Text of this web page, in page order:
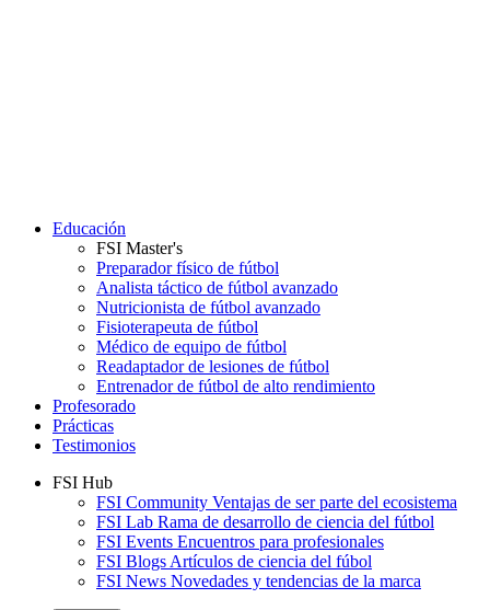
Educación
FSI Master's
Preparador físico de fútbol
Analista táctico de fútbol avanzado
Nutricionista de fútbol avanzado
Fisioterapeuta de fútbol
Médico de equipo de fútbol
Readaptador de lesiones de fútbol
Entrenador de fútbol de alto rendimiento
Profesorado
Prácticas
Testimonios
FSI Hub
FSI Community Ventajas de ser parte del ecosistema
FSI Lab Rama de desarrollo de ciencia del fútbol
FSI Events Encuentros para profesionales
FSI Blogs Artículos de ciencia del fúbol
FSI News Novedades y tendencias de la marca